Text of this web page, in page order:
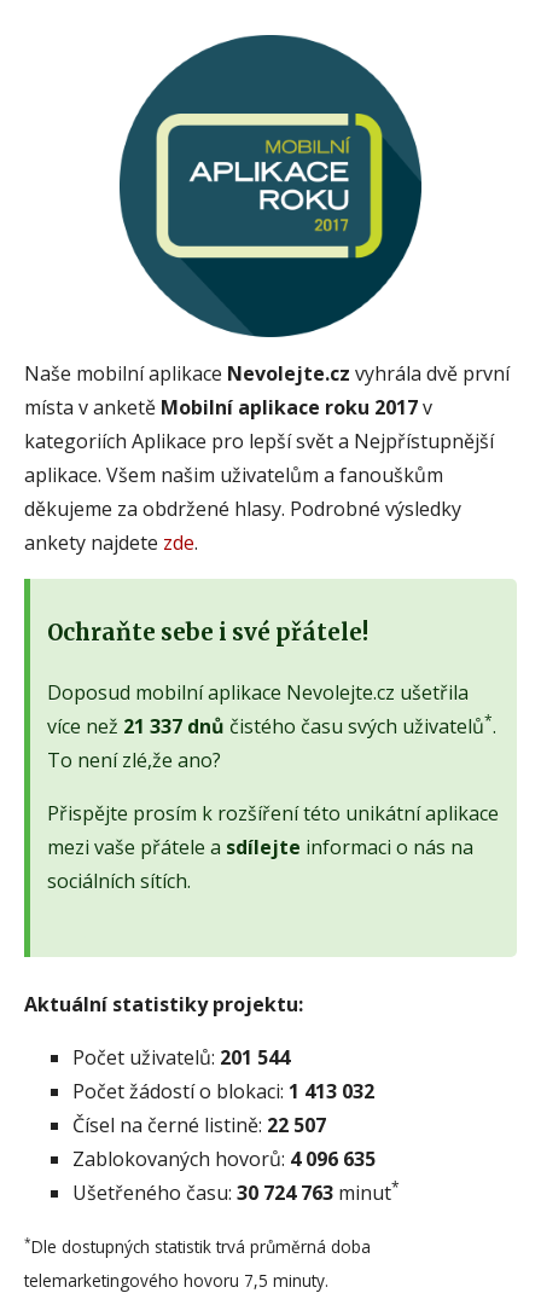
Naše mobilní aplikace Nevolejte.cz vyhrála dvě první
místa v anketě Mobilní aplikace roku 2017v
kategoriích Aplikace pro lepší svět a Nejpřístupnější
aplikace. Všem našim uživatelům a fanouškům
děkujeme za obdržené hlasy. Podrobné výsledky
ankety najdete zde.
Ochraňte sebe i své přátele!
Doposud mobilní aplikace Nevolejte.cz ušetřila
více než 21 337 dnů čistého času svých uživatelů*.
To není zlé,že ano?
Přispějte prosím k rozšíření této unikátní aplikace
mezi vaše přátele a sdílejte informaci o nás na
sociálních sítích.
Aktuální statistiky projektu:
Počet uživatelů: 201 544
Počet žádostí o blokaci: 1 413 032
Čísel na černé listině: 22 507
Zablokovaných hovorů: 4 096 635
Ušetřeného času: 30 724 763 minut*
*Dle dostupných statistik trvá průměrná doba
telemarketingového hovoru 7,5 minuty.